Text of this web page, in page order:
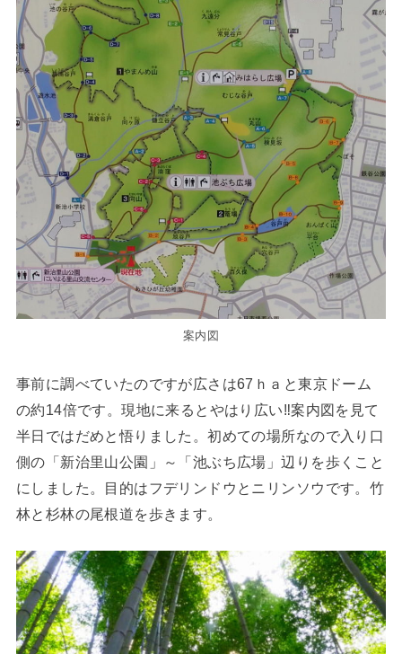
案内図
事前に調べていたのですが広さは67ｈａと東京ドーム
の約14倍です。現地に来るとやはり広い‼案内図を見て
半日ではだめと悟りました。初めての場所なので入り口
側の「新治里山公園」～「池ぶち広場」辺りを歩くこと
にしました。目的はフデリンドウとニリンソウです。竹
林と杉林の尾根道を歩きます。